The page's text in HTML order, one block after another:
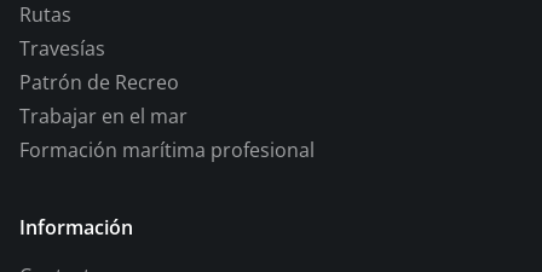
Rutas
Travesías
Patrón de Recreo
Trabajar en el mar
Formación marítima profesional
Información